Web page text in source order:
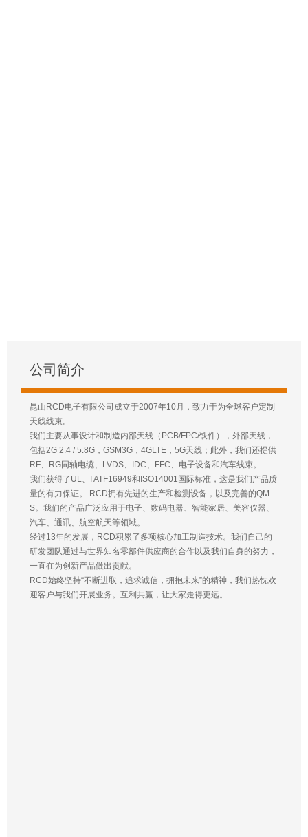
公司简介
昆山RCD电子有限公司成立于2007年10月，致力于为全球客户定制
天线线束。
我们主要从事设计和制造内部天线（PCB/FPC/铁件），外部天线，
包括2G 2.4 / 5.8G，GSM3G，4GLTE，5G天线；此外，我们还提供
RF、RG同轴电缆、LVDS、IDC、FFC、电子设备和汽车线束。
我们获得了UL、I ATF16949和ISO14001国际标准，这是我们产品质
量的有力保证。 RCD拥有先进的生产和检测设备，以及完善的QM
S。我们的产品广泛应用于电子、数码电器、智能家居、美容仪器、
汽车、通讯、航空航天等领域。
经过13年的发展，RCD积累了多项核心加工制造技术。我们自己的
研发团队通过与世界知名零部件供应商的合作以及我们自身的努力，
一直在为创新产品做出贡献。
RCD始终坚持“不断进取，追求诚信，拥抱未来”的精神，我们热忱欢
迎客户与我们开展业务。互利共赢，让大家走得更远。